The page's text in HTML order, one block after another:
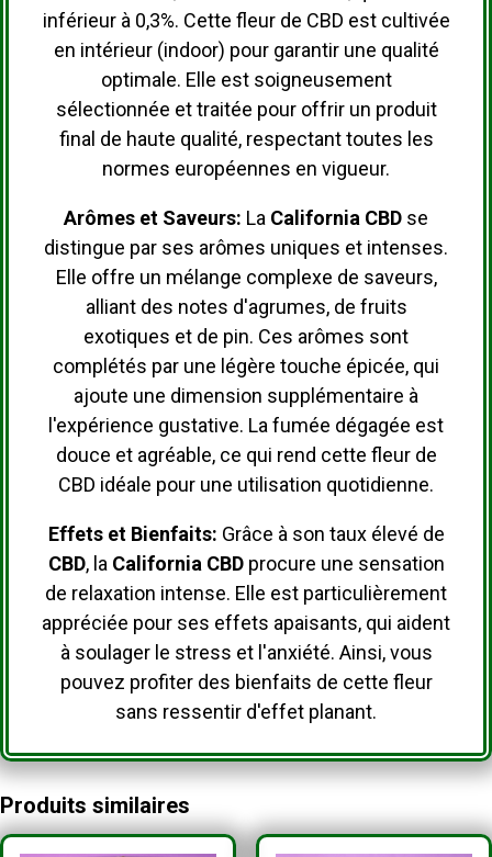
inférieur à 0,3%. Cette fleur de CBD est cultivée
en intérieur (indoor) pour garantir une qualité
optimale. Elle est soigneusement
sélectionnée et traitée pour offrir un produit
final de haute qualité, respectant toutes les
normes européennes en vigueur.
Arômes et Saveurs: La California CBD se
distingue par ses arômes uniques et intenses.
Elle offre un mélange complexe de saveurs,
alliant des notes d'agrumes, de fruits
exotiques et de pin. Ces arômes sont
complétés par une légère touche épicée, qui
ajoute une dimension supplémentaire à
l'expérience gustative. La fumée dégagée est
douce et agréable, ce qui rend cette fleur de
CBD idéale pour une utilisation quotidienne.
Effets et Bienfaits: Grâce à son taux élevé de
CBD, la California CBDprocure une sensation
de relaxation intense. Elle est particulièrement
appréciée pour ses effets apaisants, qui aident
à soulager le stress et l'anxiété. Ainsi, vous
pouvez profiter des bienfaits de cette fleur
sans ressentir d'effet planant.
Produits similaires